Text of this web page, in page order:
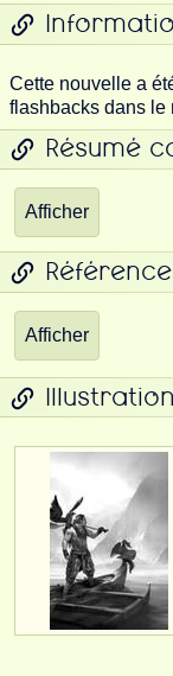
Cette nouvelle a
flashbacks dans le
Résumé
Afficher
Afficher